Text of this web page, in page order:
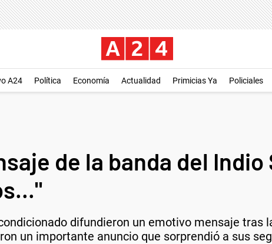
A24 Política Economía Actualidad Primicias Ya Policiales
de la banda del
difundieron un emotivo mensaje tras
un importante anuncio que sorprendió a sus